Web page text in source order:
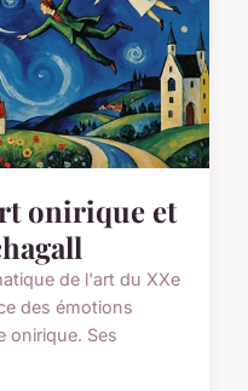
onirique et
de l'art du XXe
des émotions
onirique. Ses